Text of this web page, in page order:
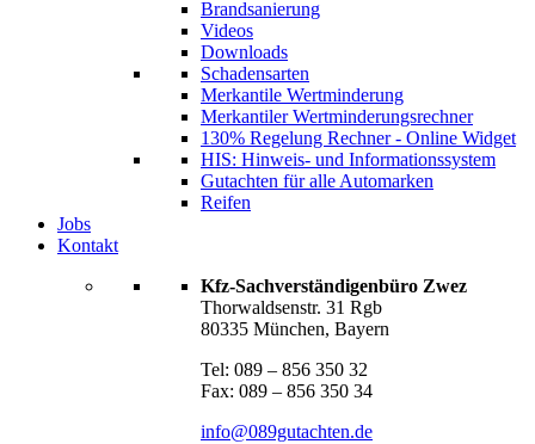
Brandsanierung
Videos
Downloads
Schadensarten
Merkantile Wertminderung
Merkantiler Wertminderungsrechner
130% Regelung Rechner - Online Widget
HIS: Hinweis- und Informationssystem
Gutachten für alle Automarken
Reifen
Jobs
Kontakt
Kfz-Sachverständigenbüro Zwez
Thorwaldsenstr. 31 Rgb
80335 München, Bayern
Tel: 089 – 856 350 32
Fax: 089 – 856 350 34
info@089gutachten.de